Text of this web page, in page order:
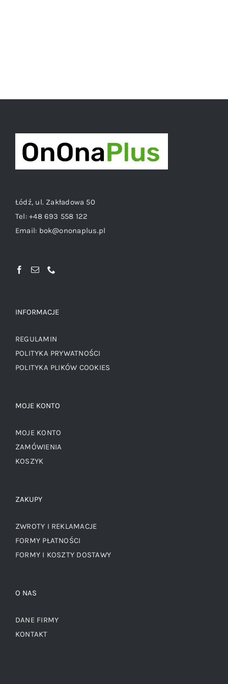
Łódź, ul. Zakładowa 50
Tel:+48 693 558 122
Email: bok@ononaplus.pl
INFORMACJE
REGULAMIN
POLITYKA PRYWATNOŚCI
POLITYKA PLIKÓW COOKIES
MOJE KONTO
MOJE KONTO
ZAMÓWIENIA
KOSZYK
ZAKUPY
ZWROTY I REKLAMACJE
FORMY PŁATNOŚCI
FORMY I KOSZTY DOSTAWY
O NAS
DANE FIRMY
KONTAKT